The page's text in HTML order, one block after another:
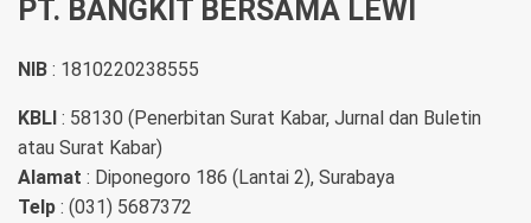
PT. BANGKIT BERSAMA LEWI
NIB : 1810220238555
KBLI : 58130 (Penerbitan Surat Kabar, Jurnal dan Buletin
atau Surat Kabar)
Alamat : Diponegoro 186 (Lantai 2), Surabaya
Telp : (031) 5687372